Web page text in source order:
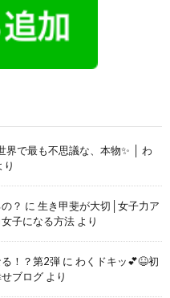
界で最も不思議な、本物✨ │ わ
り
？ に 生き甲斐が大切│女子力ア
子になる方法 より
！？第2弾 に わくドキッ💕😆初
ブログ より